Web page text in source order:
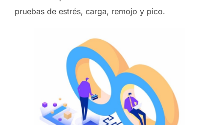
pruebas de estrés, carga, remojo y pico.